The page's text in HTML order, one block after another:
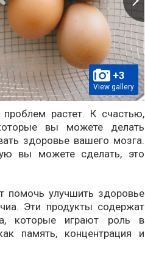
+3
View gallery
растет. К счастью,
вы можете делать
здоровье вашего мозга.
вы можете сделать, это
помочь улучшить здоровье
Эти продукты содержат
которые играют роль в
память, концентрация и